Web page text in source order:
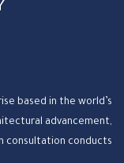
based in the world’s
advancement,
consultation conducts